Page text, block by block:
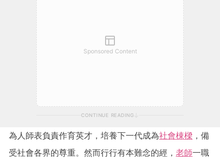
Sponsored Content
CONTINUE READING
為人師表負責作育英才，培養下一代成為社會棟樑 ，備
受社會各界的尊重。然而行行有本難念的經， 老師一職